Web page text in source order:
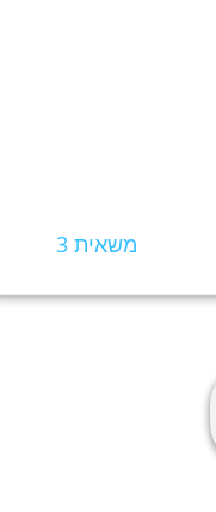
משאית 3